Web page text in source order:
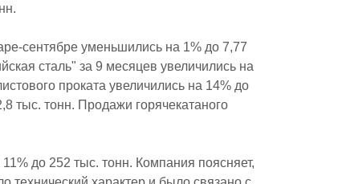
сентябре уменьшились на 1% до 7,77
сталь" за 9 месяцев увеличились на
проката увеличились на 14% до
тыс. тонн. Продажи горячекатаного
до 252 тыс. тонн. Компания поясняет,